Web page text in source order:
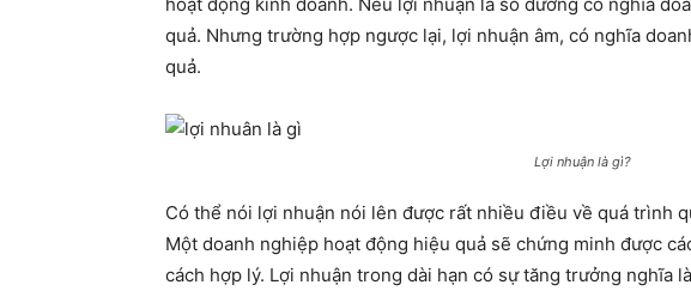
quả. Nhưng trường hợp ngược lại, lợi nhuận âm, có nghĩa
quả.
Lợi nhuận là gì?
Có thể nói lợi nhuận nói lên được rất nhiều điều về quá trình
Một doanh nghiệp hoạt động hiệu quả sẽ chứng minh được
cách hợp lý. Lợi nhuận trong dài hạn có sự tăng trưởng nghĩa